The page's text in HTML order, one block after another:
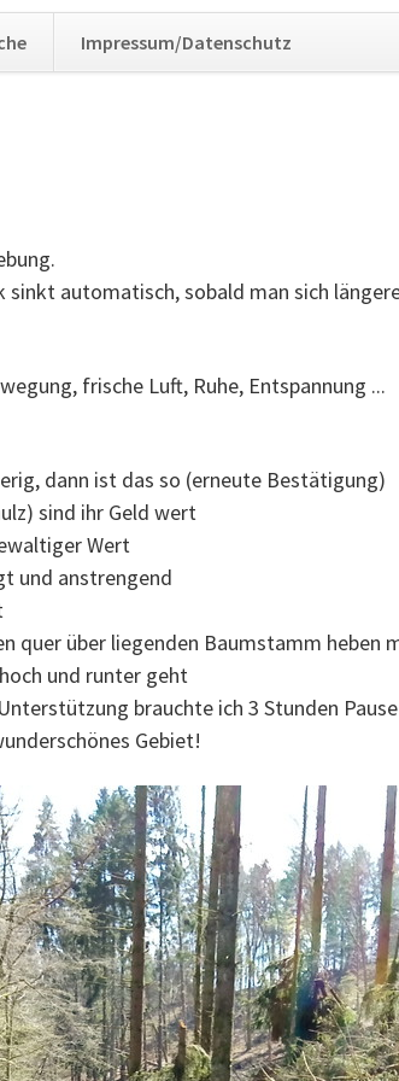
Impressum/Datenschutz
automatisch, sobald man sich
frische Luft, Ruhe, Entspannung ...
dann ist das so (erneute Bestätigung)
sind ihr Geld wert
Wert
und anstrengend
quer über liegenden Baumstamm heben
und runter geht
brauchte ich 3 Stunden Pause
Gebiet!